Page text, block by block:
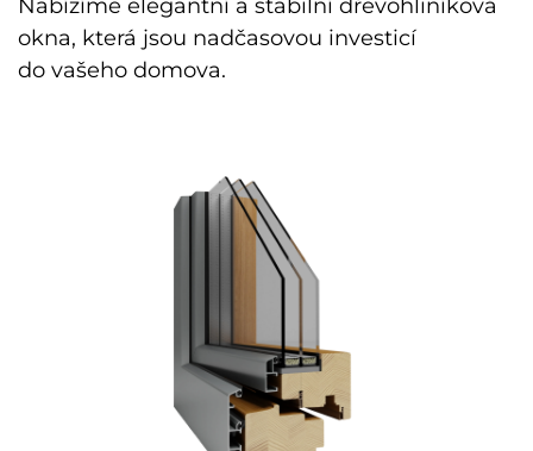
Nabízíme elegantní a stabilní dřevohliníková
okna, která jsou nadčasovou investicí
do vašeho domova.